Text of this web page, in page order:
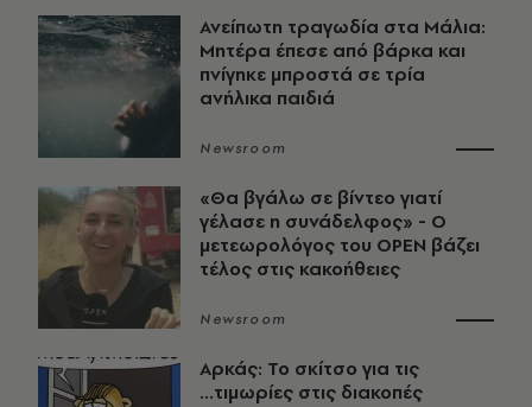
Ανείπωτη τραγωδία στα Μάλια:
Μητέρα έπεσε από βάρκα και
πνίγηκε μπροστά σε τρία
ανήλικα παιδιά
Newsroom
«Θα βγάλω σε βίντεο γιατί
γέλασε η συνάδελφος» - Ο
μετεωρολόγος του OPEN βάζει
τέλος στις κακοήθειες
Newsroom
Αρκάς: Το σκίτσο για τις
...τιμωρίες στις διακοπές